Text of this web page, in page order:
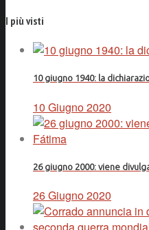
I più visti
10 giugno 1940: la
10 Giugno 2020
26 giugno 2000: viene
26 Giugno 2020